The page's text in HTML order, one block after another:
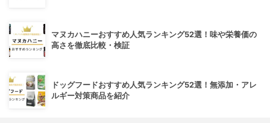
マヌカハニーおすすめ人気ランキング52選！味や栄養価の
高さを徹底比較・検証
ドッグフードおすすめ人気ランキング52選！無添加・アレ
ルギー対策商品を紹介